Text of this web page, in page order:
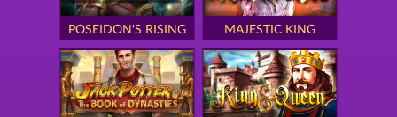
POSEIDON'S RISING MAJESTIC KING